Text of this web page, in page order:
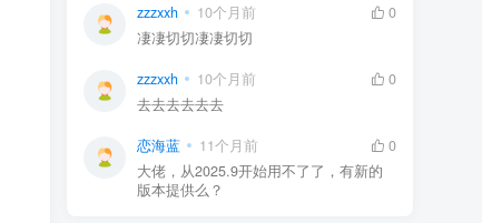
zzzxxh 10个月前
0
凄凄切切凄凄切切
zzzxxh 10个月前
0
去去去去去去
恋海蓝 11个月前
0
大佬，从2025.9开始用不了了，有新的
版本提供么？